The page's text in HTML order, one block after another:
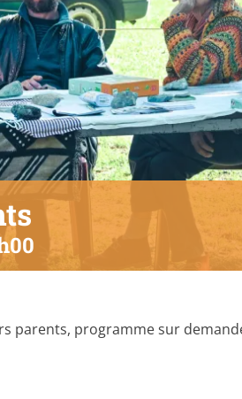
parents, programme sur